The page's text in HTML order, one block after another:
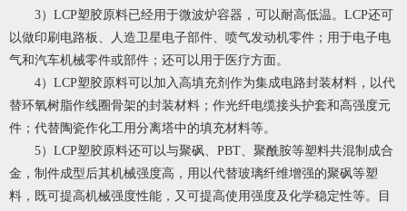
3）LCP塑胶原料已经用于微波炉容器，可以耐高低温。LCP还可
以做印刷电路板、人造卫星电子部件、喷气发动机零件；用于电子电
气和汽车机械零件或部件；还可以用于医疗方面。
4）LCP塑胶原料可以加入高填充剂作为集成电路封装材料，以代
替环氧树脂作线圈骨架的封装材料；作光纤电缆接头护套和高强度元
件；代替陶瓷作化工用分离塔中的填充材料等。
5）LCP塑胶原料还可以与聚砜、PBT、聚酰胺等塑料共混制成合
金，制件成型后其机械强度高，用以代替玻璃纤维增强的聚砜等塑
料，既可提高机械强度性能，又可提高使用强度及化学稳定性等。目